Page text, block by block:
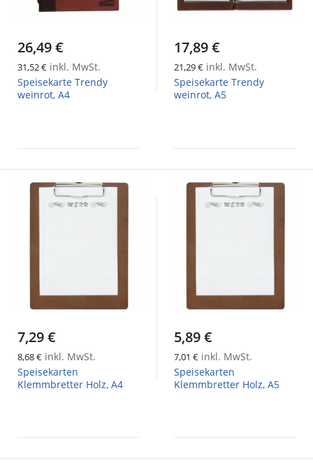
26,49 €
31,52 € inkl. MwSt.
Speisekarte Trendy
weinrot, A4
17,89 €
21,29 € inkl. MwSt.
Speisekarte Trendy
weinrot, A5
7,29 €
8,68 € inkl. MwSt.
Speisekarten
Klemmbretter Holz, A4
5,89 €
7,01 € inkl. MwSt.
Speisekarten
Klemmbretter Holz, A5